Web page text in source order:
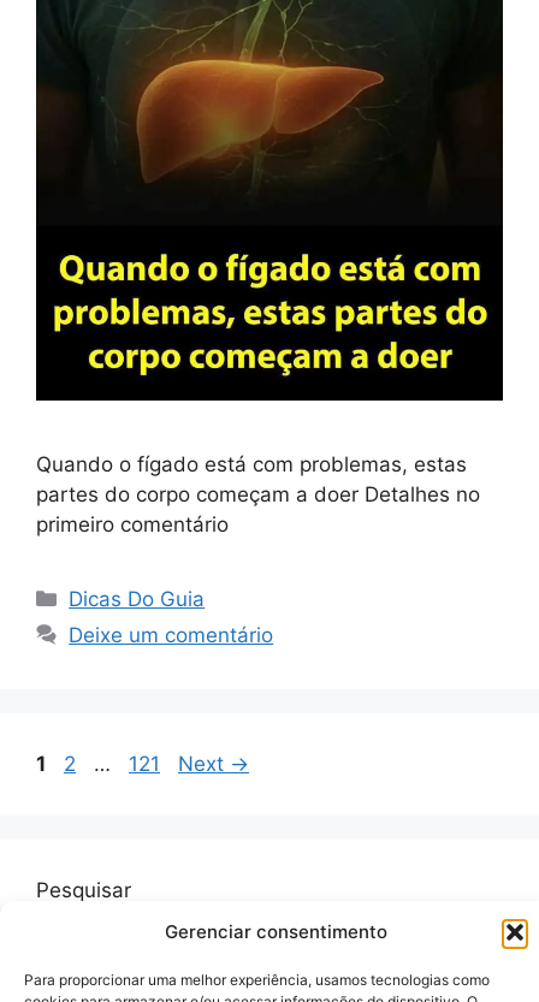
Gerenciar consentimento
Para proporcionar uma melhor experiência, usamos tecnologias como
Quando o fígado está com problemas, estas
partes do corpo começam a doer Detalhes no
primeiro comentário
Categorias
Dicas Do Guia
Deixe um comentário
Page
1 Page
2 … Page
121 Next →
Pesquisar
Pesquisar